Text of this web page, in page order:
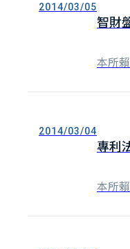
2014/03/05
智財
本所
2014/03/04
專利
本所